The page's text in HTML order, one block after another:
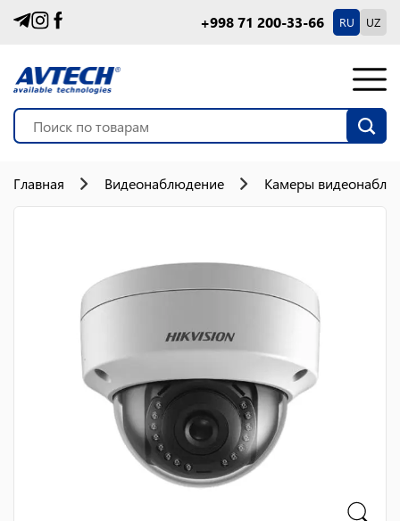
+998 71 200-33-66 RU UZ
Главная Видеонаблюдение Камеры